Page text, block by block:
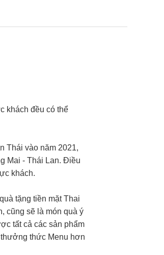
khách đều có thể
Thái vào năm 2021,
Mai - Thái Lan. Điều
khách.
tặng tiền mặt Thai
cũng sẽ là món quà ý
tất cả các sản phẩm
thức Menu hơn